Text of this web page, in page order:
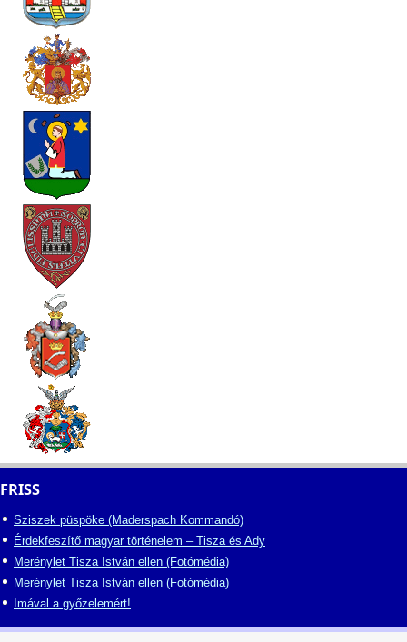
FRISS
Sziszek püspöke (Maderspach Kommandó)
Érdekfeszítő magyar történelem – Tisza és Ady
Merénylet Tisza István ellen (Fotómédia)
Merénylet Tisza István ellen (Fotómédia)
Imával a győzelemért!